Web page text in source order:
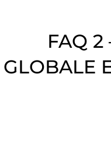
FAQ 2
GLOBALE